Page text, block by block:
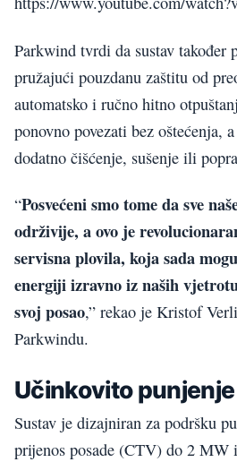
Parkwind tvrdi da sustav također
pružajući pouzdanu zaštitu od
automatsko i ručno hitno
ponovno povezati bez oštećenja,
dodatno čišćenje, sušenje ili
“Posvećeni smo tome da sve
održivije, a ovo je
servisna plovila, koja sada
energiji izravno iz naših
svoj posao,” rekao je Kristof
Parkwindu.
Učinkovito
Sustav je dizajniran za podršku
prijenos posade (CTV) do 2 MW